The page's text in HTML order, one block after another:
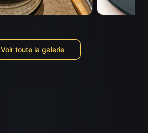
Voir toute la galerie